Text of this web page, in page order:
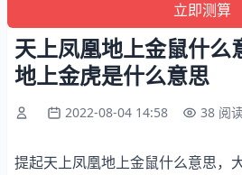
天上凤凰地上金鼠什么
地上金虎是什么意思
2022-08-04 14:58 38 阅
提起天上凤凰地上金鼠什么意思，